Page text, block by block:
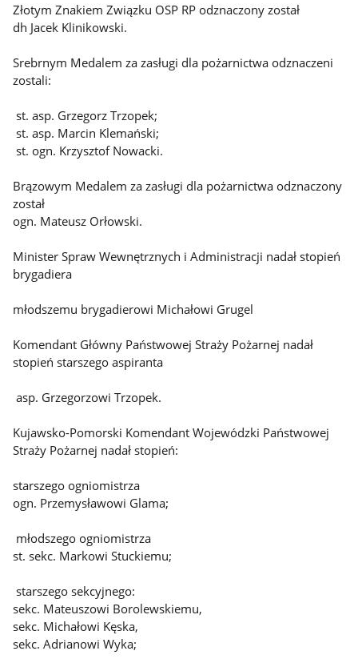
Złotym Znakiem Związku OSP RP odznaczony został
dh Jacek Klinikowski.
Srebrnym Medalem za zasługi dla pożarnictwa odznaczeni
zostali:
st. asp. Grzegorz Trzopek;
st. asp. Marcin Klemański;
st. ogn. Krzysztof Nowacki.
Brązowym Medalem za zasługi dla pożarnictwa odznaczony
został
ogn. Mateusz Orłowski.
Minister Spraw Wewnętrznych i Administracji nadał stopień
brygadiera
młodszemu brygadierowi Michałowi Grugel
Komendant Główny Państwowej Straży Pożarnej nadał
stopień starszego aspiranta
asp. Grzegorzowi Trzopek.
Kujawsko-Pomorski Komendant Wojewódzki Państwowej
Straży Pożarnej nadał stopień:
starszego ogniomistrza
ogn. Przemysławowi Glama;
młodszego ogniomistrza
st. sekc. Markowi Stuckiemu;
starszego sekcyjnego:
sekc. Mateuszowi Borolewskiemu,
sekc. Michałowi Kęska,
sekc. Adrianowi Wyka;